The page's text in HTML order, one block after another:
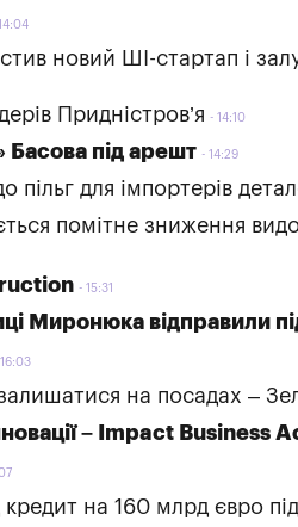
новий ШІ-стартап і
Придністров’я 14:10
Басова під арешт 14:29
пільг для імпортерів
помітне зниження
15:31
Миронюка відправили
16:03
на посадах –
– Impact Business
кредит на 160 млрд євро